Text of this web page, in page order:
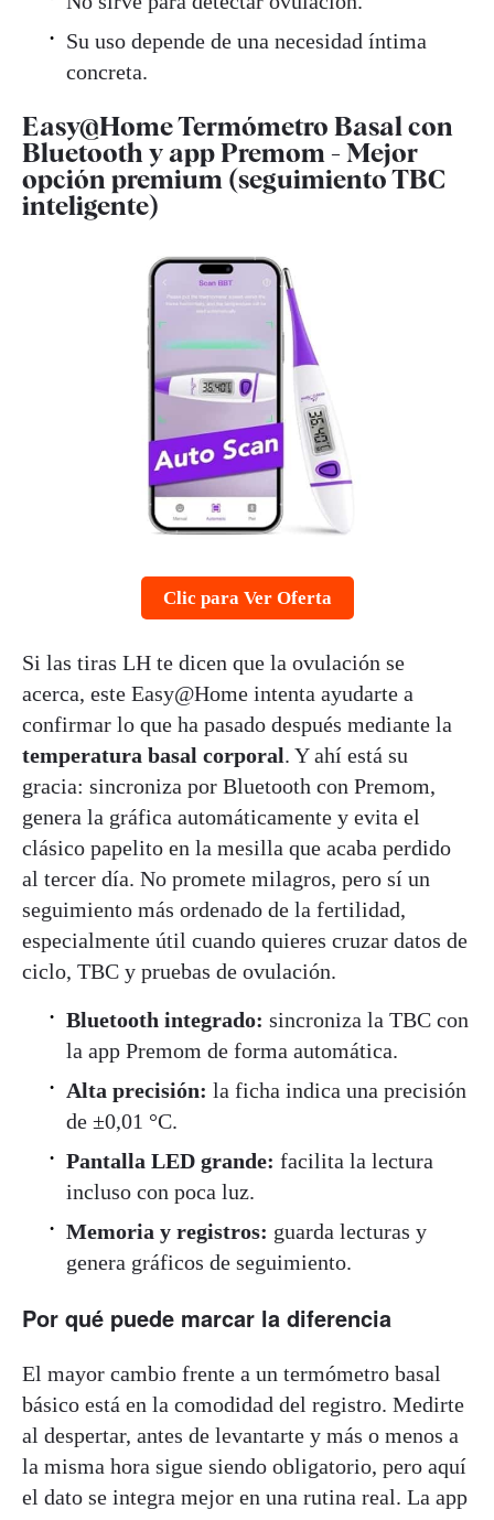
Su uso depende de una necesidad íntima
concreta.
Easy@Home Termómetro Basal con
Bluetooth y app Premom - Mejor
opción premium (seguimiento TBC
inteligente)
Clic para Ver Oferta
Si las tiras LH te dicen que la ovulación se
acerca, este Easy@Home intenta ayudarte a
confirmar lo que ha pasado después mediante la
temperatura basal corporal. Y ahí está su
gracia: sincroniza por Bluetooth con Premom,
genera la gráfica automáticamente y evita el
clásico papelito en la mesilla que acaba perdido
al tercer día. No promete milagros, pero sí un
seguimiento más ordenado de la fertilidad,
especialmente útil cuando quieres cruzar datos de
ciclo, TBC y pruebas de ovulación.
Bluetooth integrado: sincroniza la TBC con
la app Premom de forma automática.
Alta precisión: la ficha indica una precisión
de ±0,01 °C.
Pantalla LED grande: facilita la lectura
incluso con poca luz.
Memoria y registros: guarda lecturas y
genera gráficos de seguimiento.
Por qué puede marcar la diferencia
El mayor cambio frente a un termómetro basal
básico está en la comodidad del registro. Medirte
al despertar, antes de levantarte y más o menos a
la misma hora sigue siendo obligatorio, pero aquí
el dato se integra mejor en una rutina real. La app